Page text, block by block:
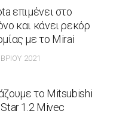
επιμένει στο
και κάνει ρεκόρ
με το Mirai
2021
το Mitsubishi
1.2 Mivec